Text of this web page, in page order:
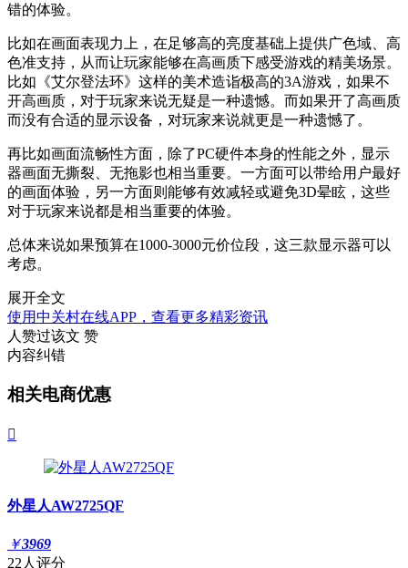
错的体验。
比如在画面表现力上，在足够高的亮度基础上提供广色域、高
色准支持，从而让玩家能够在高画质下感受游戏的精美场景。
比如《艾尔登法环》这样的美术造诣极高的3A游戏，如果不
开高画质，对于玩家来说无疑是一种遗憾。而如果开了高画质
而没有合适的显示设备，对玩家来说就更是一种遗憾了。
再比如画面流畅性方面，除了PC硬件本身的性能之外，显示
器画面无撕裂、无拖影也相当重要。一方面可以带给用户最好
的画面体验，另一方面则能够有效减轻或避免3D晕眩，这些
对于玩家来说都是相当重要的体验。
总体来说如果预算在1000-3000元价位段，这三款显示器可以
考虑。
展开全文
使用中关村在线APP，查看更多精彩资讯
人赞过该文 赞
内容纠错
相关电商优惠

外星人AW2725QF
￥3969
22人评分